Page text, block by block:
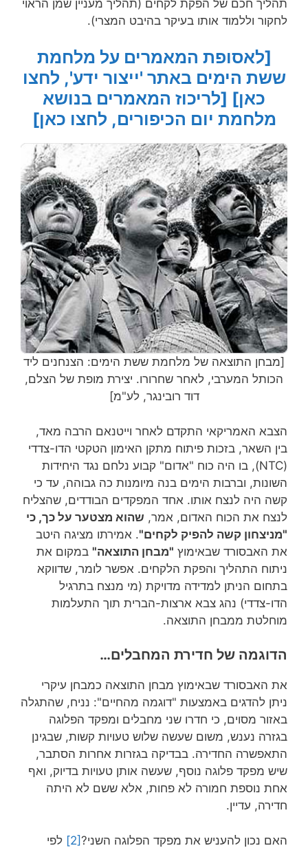
תהליך חכם של הפקת לקחים (תהליך מעניין שמן הראוי
לחקור וללמוד אותו בעיקר בהיבט המצרי).
[לאסופת המאמרים על מלחמת
ששת הימים באתר 'ייצור ידע', לחצו
כאן] [לריכוז המאמרים בנושא
מלחמת יום הכיפורים, לחצו כאן]
[מבחן התוצאה של מלחמת ששת הימים: הצנחנים ליד
הכותל המערבי, לאחר שחרורו. יצירת מופת של הצלם,
דוד רובינגר, לע"מ]
הצבא האמריקאי התקדם לאחר וייטנאם הרבה מאד,
בין השאר, בזכות פיתוח מתקן האימון הטקטי הדו-צדדי
(NTC), בו היה כוח "אדום" קבוע נלחם נגד היחידות
השונות, וברבות הימים בנה מיומנות כה גבוהה, עד כי
קשה היה לנצח אותו. אחד המפקדים הבודדים, שהצליח
לנצח את הכוח האדום, אמר, שהוא מצטער על כך, כי
"מניצחון קשה להפיק לקחים". אמירתו מציגה היטב
את האבסורד שבאימוץ "מבחן התוצאה" במקום את
ניתוח התהליך והפקת הלקחים. אפשר לומר, שדווקא
בתחום הניתן למדידה מדויקת (מי מנצח בתרגיל
הדו-צדדי) נהג צבא ארצות-הברית תוך התעלמות
מוחלטת ממבחן התוצאה.
הדוגמה של חדירת המחבלים…
את האבסורד שבאימוץ מבחן התוצאה כמבחן עיקרי
ניתן להדגים באמצעות "דוגמה מהחיים": נניח, שהתגלה
באזור מסוים, כי חדרו שני מחבלים ומפקד הפלוגה
בגזרה נענש, משום שעשה שלוש טעויות קשות, שבגינן
התאפשרה החדירה. בבדיקה בגזרות אחרות הסתבר,
שיש מפקד פלוגה נוסף, שעשה אותן טעויות בדיוק, ואף
אחת נוספת חמורה לא פחות, אלא ששם לא היתה
חדירה, עדיין.
האם נכון להעניש את מפקד הפלוגה השני?[2]
לפי